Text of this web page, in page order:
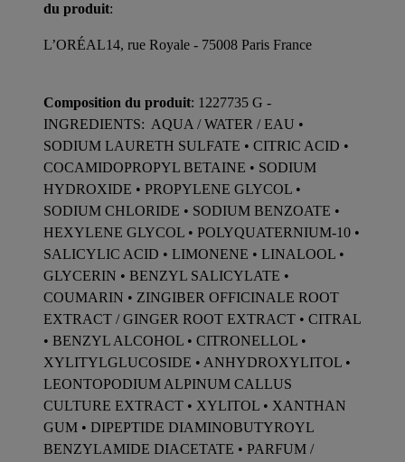
du produit:
L’ORÉAL14, rue Royale - 75008 Paris France
Composition du produit: 1227735 G -
INGREDIENTS: AQUA / WATER / EAU •
SODIUM LAURETH SULFATE • CITRIC ACID •
COCAMIDOPROPYL BETAINE • SODIUM
HYDROXIDE • PROPYLENE GLYCOL •
SODIUM CHLORIDE • SODIUM BENZOATE •
HEXYLENE GLYCOL • POLYQUATERNIUM-10 •
SALICYLIC ACID • LIMONENE • LINALOOL •
GLYCERIN • BENZYL SALICYLATE •
COUMARIN • ZINGIBER OFFICINALE ROOT
EXTRACT / GINGER ROOT EXTRACT • CITRAL
• BENZYL ALCOHOL • CITRONELLOL •
XYLITYLGLUCOSIDE • ANHYDROXYLITOL •
LEONTOPODIUM ALPINUM CALLUS
CULTURE EXTRACT • XYLITOL • XANTHAN
GUM • DIPEPTIDE DIAMINOBUTYROYL
BENZYLAMIDE DIACETATE • PARFUM /